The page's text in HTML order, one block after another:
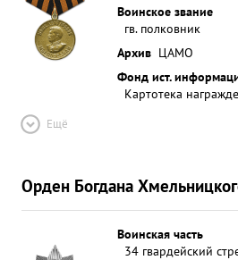
Воинское звание
гв. полковник
Архив ЦАМО
Фонд ист.
Картотека
Ещё
Орден Богдана
Воинская часть
34 гвардейский